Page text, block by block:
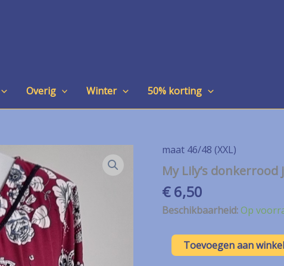
Overig Winter 50% korting
maat 46/48 (XXL)
My Lily’s
€6,50
Beschikbaarheid:Op
My
Lily’s
Toevoegen aan